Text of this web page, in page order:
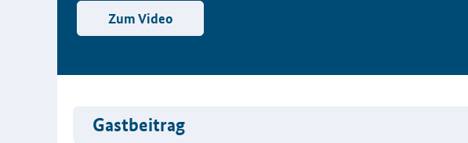
Zum Video
Gastbeitrag